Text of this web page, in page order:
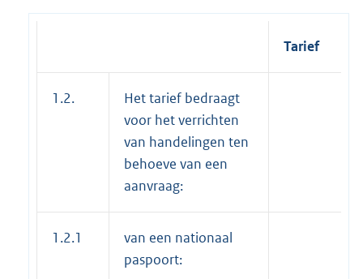
Tarief
1.2.
Het tarief bedraagt
voor het verrichten
van handelingen ten
behoeve van een
aanvraag:
1.2.1
van een nationaal
paspoort: